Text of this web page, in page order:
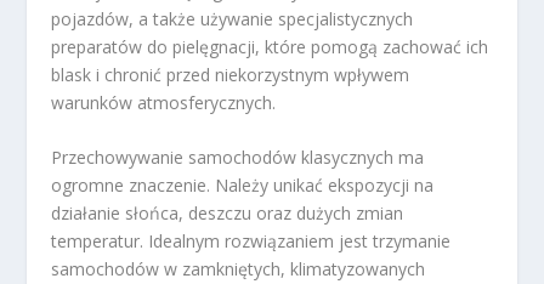
pojazdów, a także używanie specjalistycznych
preparatów do pielęgnacji, które pomogą zachować ich
blask i chronić przed niekorzystnym wpływem
warunków atmosferycznych.
Przechowywanie samochodów klasycznych ma
ogromne znaczenie. Należy unikać ekspozycji na
działanie słońca, deszczu oraz dużych zmian
temperatur. Idealnym rozwiązaniem jest trzymanie
samochodów w zamkniętych, klimatyzowanych